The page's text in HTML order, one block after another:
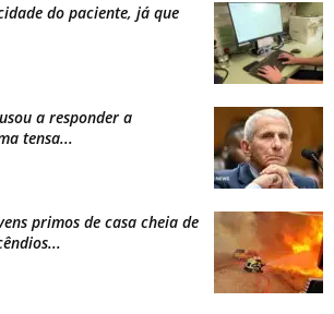
do paciente, já que
a responder a
tensa...
primos de casa cheia de